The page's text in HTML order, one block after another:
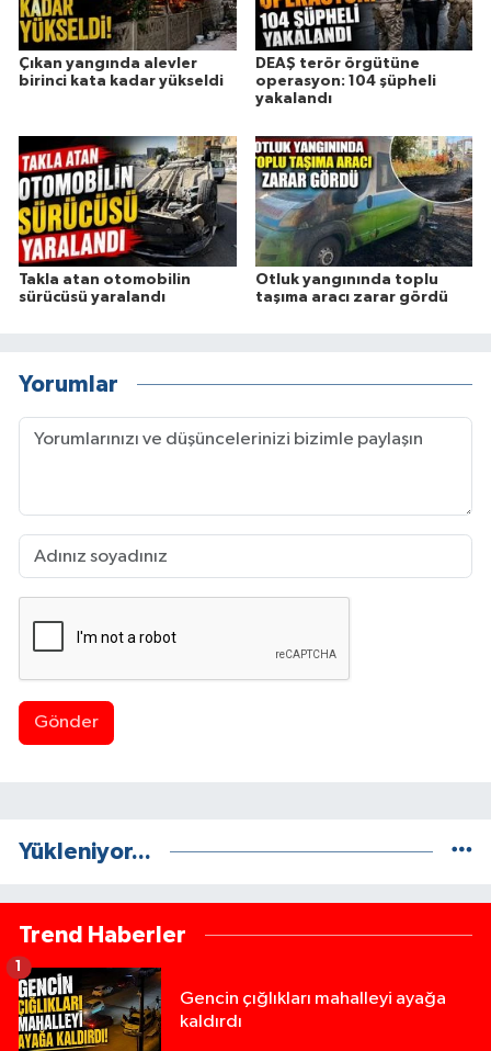
Çıkan yangında alevler
birinci kata kadar yükseldi
DEAŞ terör örgütüne
operasyon: 104 şüpheli
yakalandı
Takla atan otomobilin
sürücüsü yaralandı
Otluk yangınında toplu
taşıma aracı zarar gördü
Yorumlar
Gönder
Yükleniyor...
Trend Haberler
Gencin çığlıkları mahalleyi ayağa
kaldırdı
1